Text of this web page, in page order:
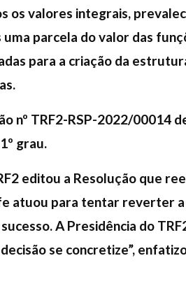
os valores integrais,
uma parcela do valor das
para a criação da
nº TRF2-RSP-2022/
grau.
editou a Resolução que
atuou para tentar reverter
A Presidência do
se concretize”,